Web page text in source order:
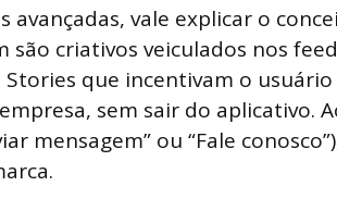
vale explicar o
são criativos veiculados nos
Stories que incentivam o
sem sair do aplicativo.
mensagem” ou “Fale